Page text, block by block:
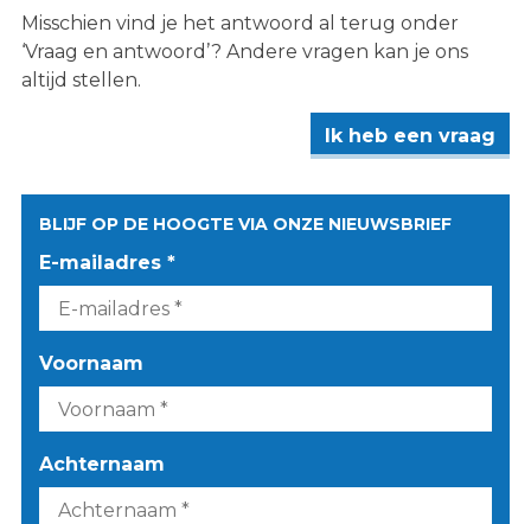
Misschien vind je het antwoord al terug onder
‘Vraag en antwoord’? Andere vragen kan je ons
altijd stellen.
Ik heb een vraag
BLIJF OP DE HOOGTE VIA ONZE NIEUWSBRIEF
E-mailadres *
Voornaam
Achternaam